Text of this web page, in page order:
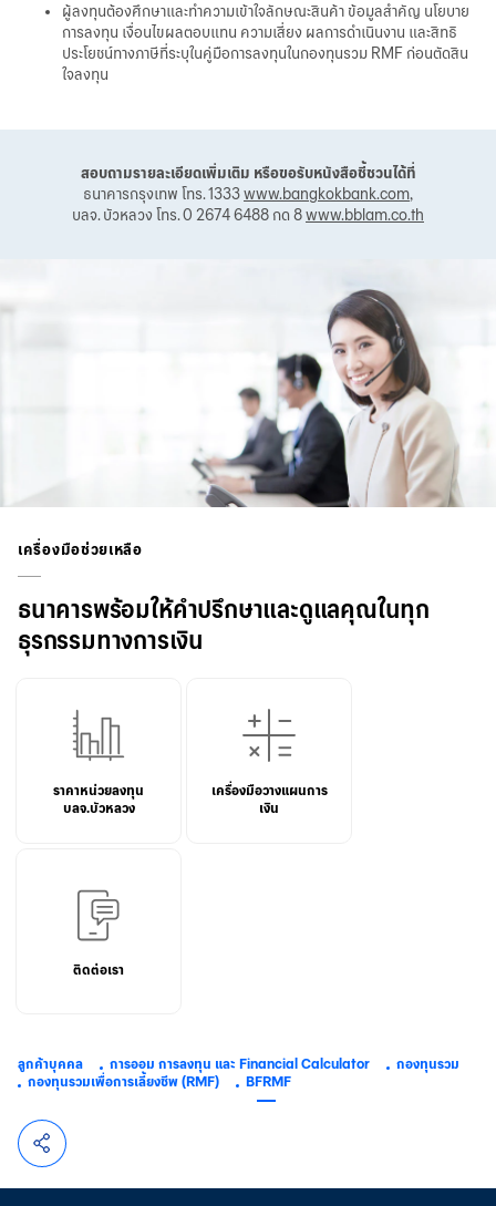
ผู้ลงทุนต้องศึกษาและทำความเข้าใจลักษณะสินค้า ข้อมูลสำคัญ นโยบาย
การลงทุน เงื่อนไขผลตอบแทน ความเสี่ยง ผลการดำเนินงาน และสิทธิ
ประโยชน์ทางภาษีที่ระบุในคู่มือการลงทุนในกองทุนรวม RMF ก่อนตัดสิน
ใจลงทุน
สอบถามรายละเอียดเพิ่มเติม หรือขอรับหนังสือชี้ชวนได้ที่
ธนาคารกรุงเทพ โทร. 1333www.bangkokbank.com,
บลจ. บัวหลวง โทร. 0 2674 6488 กด 8www.bblam.co.th
เครื่องมือช่วยเหลือ
ธนาคารพร้อมให้คำปรึกษาและดูแลคุณในทุก
ธุรกรรมทางการเงิน
ราคาหน่วยลงทุน
บลจ.บัวหลวง
เครื่องมือวางแผนการ
เงิน
ติดต่อเรา
ลูกค้าบุคคล การออม การลงทุน และ Financial Calculator
กองทุนรวม
กองทุนรวมเพื่อการเลี้ยงชีพ (RMF)
BFRMF